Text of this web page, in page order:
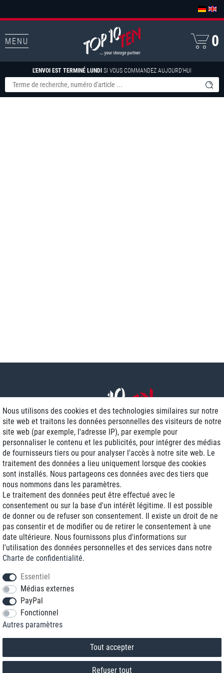
MENU
L'ENVOI EST TERMINÉ LUNDI SI VOUS COMMANDEZ AUJOURD'HUI
0
Livraison J+1
Frais d'expédition réduits
Reconditionnée avec garantie
+33 1 70 99 07 94 *
* Vous pouvez nous joindre aux tarifs locaux du lundi au vendredi de 9h à 18h.
Nous utilisons des cookies et des technologies similaires sur notre
site web et traitons les données personnelles des visiteurs de notre
site web (par exemple, l'adresse IP), par exemple pour
personnaliser le contenu et les publicités, pour intégrer des médias
de fournisseurs tiers ou pour analyser l'accès à notre site web. Le
traitement des données a lieu uniquement lorsque des cookies
sont installés. Nous partageons ces données avec des tiers que
nous nommons dans les paramètres.
Le traitement des données peut être effectué avec le
consentement ou sur la base d'un intérêt légitime. Il est possible
de donner ou de refuser son consentement. Il existe un droit de ne
pas consentir et de modifier ou de retirer le consentement à une
date ultérieure. Nous fournissons plus d'informations sur
l'utilisation des données personnelles et des services dans notre
Charte de confidentialité.
Essentiel
Médias externes
PayPal
Fonctionnel
Autres paramètres
Tout accepter
Refuser tout